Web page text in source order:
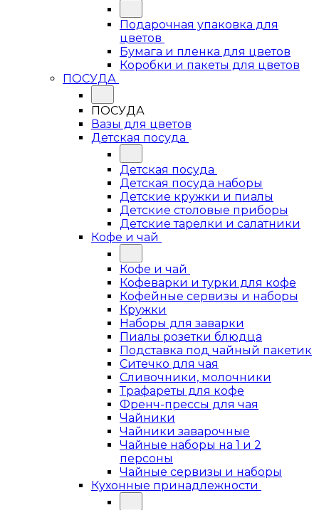
Подарочная упаковка для
цветов
Бумага и пленка для цветов
Коробки и пакеты для цветов
ПОСУДА
ПОСУДА
Вазы для цветов
Детская посуда
Детская посуда
Детская посуда наборы
Детские кружки и пиалы
Детские столовые приборы
Детские тарелки и салатники
Кофе и чай
Кофе и чай
Кофеварки и турки для кофе
Кофейные сервизы и наборы
Кружки
Наборы для заварки
Пиалы розетки блюдца
Подставка под чайный пакетик
Ситечко для чая
Сливочники, молочники
Трафареты для кофе
Френч-прессы для чая
Чайники
Чайники заварочные
Чайные наборы на 1 и 2
персоны
Чайные сервизы и наборы
Кухонные принадлежности